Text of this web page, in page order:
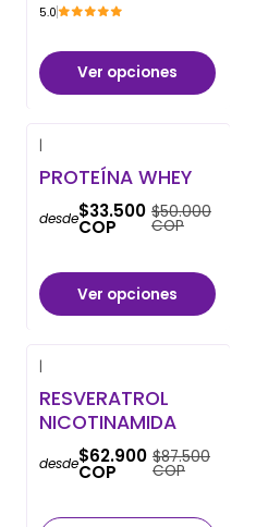
5.0
Ver opciones
|
PROTEÍNA WHEY
desde$33.500
COP
$50.000
COP
Ver opciones
No disponible
|
RESVERATROL
NICOTINAMIDA
desde$62.900
COP
$87.500
COP